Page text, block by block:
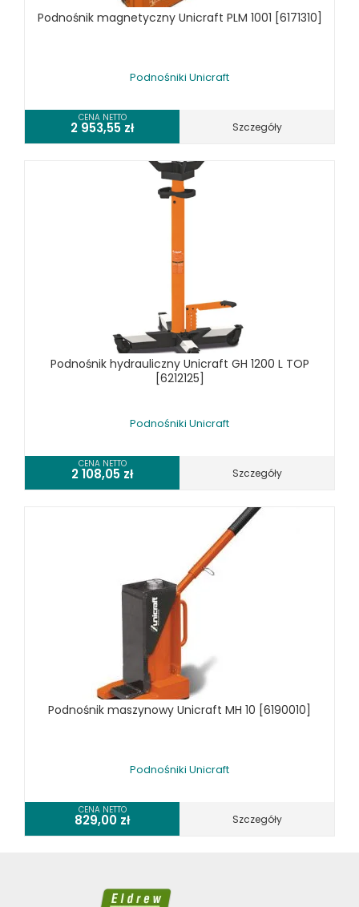
SPRZĘT CZYSZCZĄCY
SPRZĘT SPAWALNICZY
KOSZT DOSTAWY
Podnośnik magnetyczny Unicraft PLM 1001 [6171310]
Podnośniki Unicraft
CENA NETTO
2 953,55 zł Szczegóły
Podnośnik hydrauliczny Unicraft GH 1200 L TOP
[6212125]
Podnośniki Unicraft
CENA NETTO
2 108,05 zł Szczegóły
Podnośnik maszynowy Unicraft MH 10 [6190010]
Podnośniki Unicraft
CENA NETTO
829,00 zł Szczegóły